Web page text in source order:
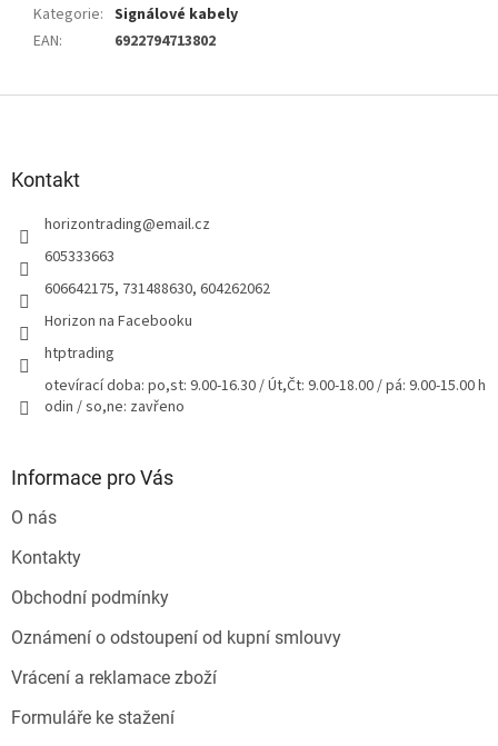
Kategorie: Signálové kabely
EAN: 6922794713802
Kontakt
horizontrading@email.cz
605333663
606642175, 731488630, 604262062
Horizon na Facebooku
htptrading
otevírací doba: po,st: 9.00-16.30 / Út,Čt: 9.00-18.00 / pá: 9.00-15.00 h
odin / so,ne: zavřeno
Informace pro Vás
O nás
Kontakty
Obchodní podmínky
Oznámení o odstoupení od kupní smlouvy
Vrácení a reklamace zboží
Formuláře ke stažení